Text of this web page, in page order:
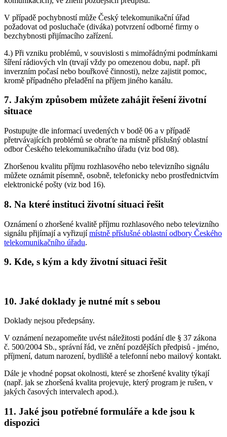
V případě pochybností může Český telekomunikační úřad
požadovat od posluchače (diváka) potvrzení odborné firmy o
bezchybnosti přijímacího zařízení.
4.) Při vzniku problémů, v souvislosti s mimořádnými podmínkami
šíření rádiových vln (trvají vždy po omezenou dobu, např. při
inverzním počasí nebo bouřkové činnosti), nelze zajistit pomoc,
kromě případného přeladění na příjem jiného kanálu.
7. Jakým způsobem můžete zahájit řešení životní
situace
Postupujte dle informací uvedených v bodě 06 a v případě
přetrvávajících problémů se obraťte na místně příslušný oblastní
odbor Českého telekomunikačního úřadu (viz bod 08).
Zhoršenou kvalitu příjmu rozhlasového nebo televizního signálu
můžete oznámit písemně, osobně, telefonicky nebo prostřednictvím
elektronické pošty (viz bod 16).
8. Na které instituci životní situaci řešit
Oznámení o zhoršené kvalitě příjmu rozhlasového nebo televizního
signálu přijímají a vyřizujímístně příslušné oblastní odbory Českého
telekomunikačního úřadu.
9. Kde, s kým a kdy životní situaci řešit
10. Jaké doklady je nutné mít s sebou
Doklady nejsou předepsány.
V oznámení nezapomeňte uvést náležitosti podání dle § 37 zákona
č. 500/2004 Sb., správní řád, ve znění pozdějších předpisů - jméno,
příjmení, datum narození, bydliště a telefonní nebo mailový kontakt.
Dále je vhodné popsat okolnosti, které se zhoršené kvality týkají
(např. jak se zhoršená kvalita projevuje, který program je rušen, v
jakých časových intervalech apod.).
11. Jaké jsou potřebné formuláře a kde jsou k
dispozici